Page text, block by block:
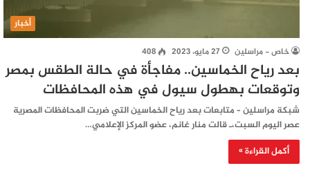
أخبار
خاص - مراسلين 27 مايو، 2023 408
بعد رياح الخماسين.. مفاجأة في حالة الطقس بمصر
وتوقعات بهطول سيول في هذه المحافظات
شبكة مراسلين – متابعات بعد رياح الخماسين التي ضربت المحافظات المصرية
عصر اليوم السبت،ـ قالت منار غانم، عضو المركز الإعلامي…
أكمل القراءة »